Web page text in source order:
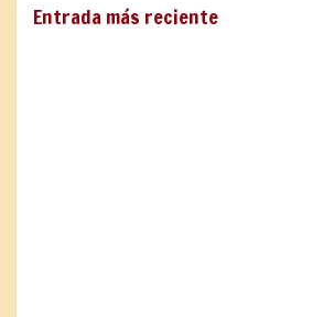
Entrada más reciente